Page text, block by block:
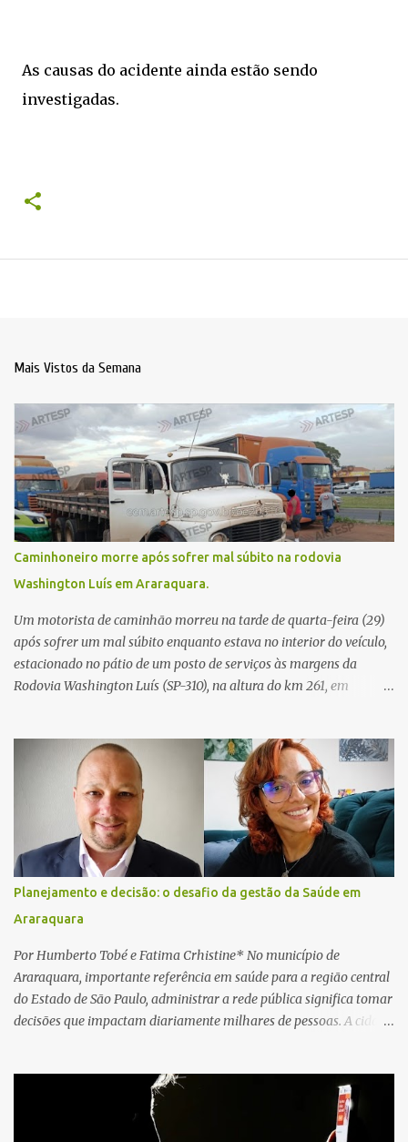
As causas do acidente ainda estão sendo
investigadas.
Mais Vistos da Semana
Caminhoneiro morre após sofrer mal súbito na rodovia
Washington Luís em Araraquara.
Um motorista de caminhão morreu na tarde de quarta-feira (29)
após sofrer um mal súbito enquanto estava no interior do veículo,
estacionado no pátio de um posto de serviços às margens da
Rodovia Washington Luís (SP-310), na altura do km 261, em
relatos de que havia um condutor inconsciente dentro de um
caminhão. Equipes de resgate foram rapidamente deslocadas ao
local e encontraram a vítima em parada cardiorrespiratória. Os
socorristas iniciaram imediatamente as manobras de reanimação
cardiopulmonar (RCP), porém, apesar de todos os esforços, o
motorista não respondeu aos procedimentos. Às 17h03, médicos
da Unidade de Suporte Avançado constataram o óbito da vítima.
Fonte: São Carlos Agora
Planejamento e decisão: o desafio da gestão da Saúde em
Araraquara
Por Humberto Tobé e Fatima Crhistine* No município de
Araraquara, importante referência em saúde para a região central
do Estado de São Paulo, administrar a rede pública significa tomar
decisões que impactam diariamente milhares de pessoas. A cidade
município, mas também de diversas cidades do entorno,
ampliando significativamente a responsabilidade da gestão sobre
o Sistema Único de Saúde (SUS). Nos últimos anos, o Governo